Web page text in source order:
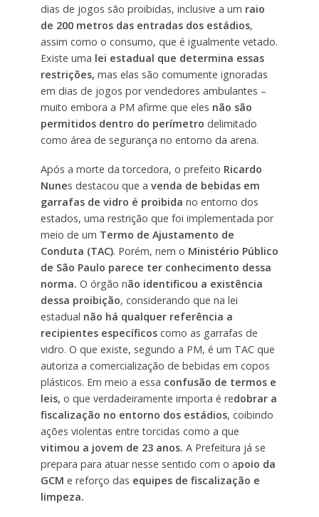
dias de jogos são proibidas, inclusive a um raio
de 200 metros das entradas dos estádios,
assim como o consumo, que é igualmente vetado.
Existe uma lei estadual que determina essas
restrições, mas elas são comumente ignoradas
em dias de jogos por vendedores ambulantes –
muito embora a PM afirme que eles não são
permitidos dentro do perímetro delimitado
como área de segurança no entorno da arena.
Após a morte da torcedora, o prefeito Ricardo
Nunes destacou que a venda de bebidas em
garrafas de vidro é proibida no entorno dos
estados, uma restrição que foi implementada por
meio de um Termo de Ajustamento de
Conduta (TAC). Porém, nem o Ministério Público
de São Paulo parece ter conhecimento dessa
norma. O órgão não identificou a existência
dessa proibição, considerando que na lei
estadual não há qualquer referência a
recipientes específicoscomo as garrafas de
vidro. O que existe, segundo a PM, é um TAC que
autoriza a comercialização de bebidas em copos
plásticos. Em meio a essa confusão de termos e
leis, o que verdadeiramente importa é redobrar a
fiscalização no entorno dos estádios, coibindo
ações violentas entre torcidas como a que
vitimou a jovem de 23 anos. A Prefeitura já se
prepara para atuar nesse sentido com o apoio da
GCM e reforço das equipes de fiscalização e
limpeza.